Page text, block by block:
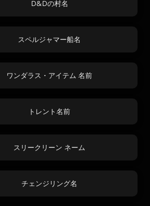
D&Dの村名
スペルジャマー船名
ワンダラス・アイテム 名前
トレント名前
スリークリーン ネーム
チェンジリング名